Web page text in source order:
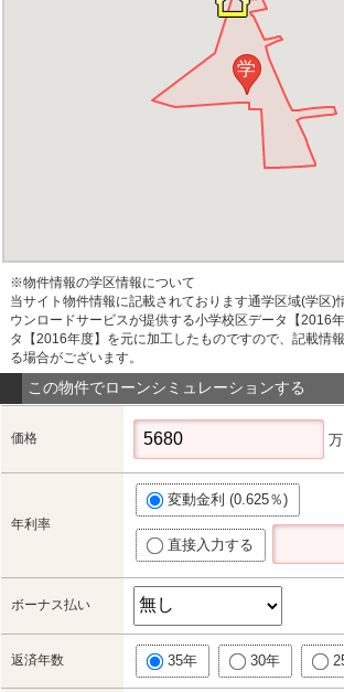
学
※物件情報の学区情報について
当サイト物件情報に記載されております通学区域(学区)
ウンロードサービスが提供する小学校区データ【2016
タ【2016年度】を元に加工したものですので、記載情
る場合がございます。
この物件でローンシミュレーションする
価格
年利率
変動金利 (0.625％)
直接入力する
ボーナス払い
返済年数 35年 30年